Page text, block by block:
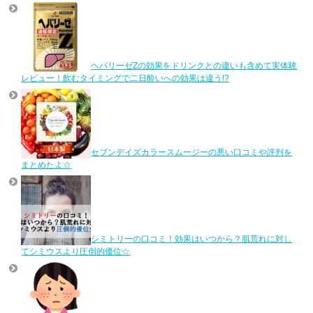
ヘパリーゼZの効果をドリンクとの違いも含めて実体験
レビュー！飲むタイミングで二日酔いへの効果は違う!?
セブンデイズカラースムージーの悪い口コミや評判を
まとめたよ☆
シミトリーの口コミ！効果はいつから？肌荒れに対し
てシミウスより圧倒的優位☆